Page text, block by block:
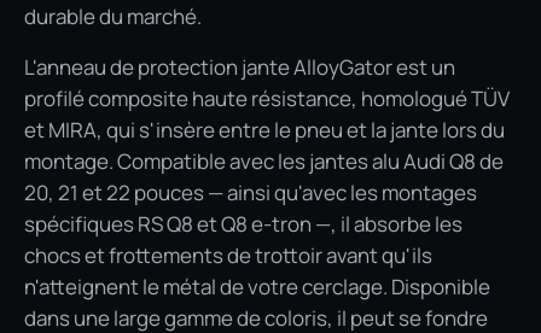
durable du marché.
L'anneau de protection jante AlloyGator est un
profilé composite haute résistance, homologué TÜV
et MIRA, qui s'insère entre le pneu et la jante lors du
montage. Compatible avec les jantes alu Audi Q8 de
20, 21 et 22 pouces — ainsi qu'avec les montages
spécifiques RS Q8 et Q8 e-tron —, il absorbe les
chocs et frottements de trottoir avant qu'ils
n'atteignent le métal de votre cerclage. Disponible
dans une large gamme de coloris, il peut se fondre